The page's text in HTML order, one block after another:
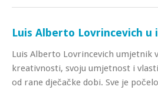
Luis Alberto Lovrincevich u
Luis Alberto Lovrincevich umjetnik
kreativnosti, svoju umjetnost i
od rane dječačke dobi. Sve je